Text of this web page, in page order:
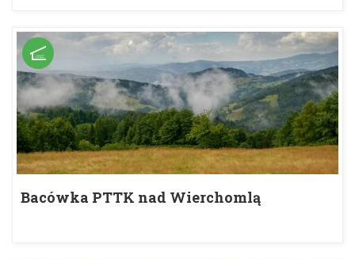
Bacówka PTTK nad Wierchomlą